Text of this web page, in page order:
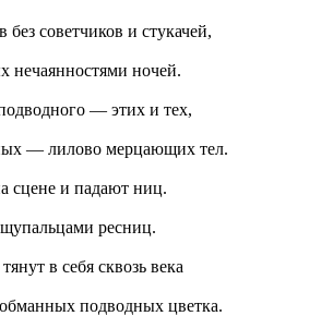
советчиков и стукачей,
нечаянностями ночей.
— этих и тех,
— лилово мерцающих тел.
сцене и падают ниц.
ресниц.
в себя сквозь века
подводных цветка.